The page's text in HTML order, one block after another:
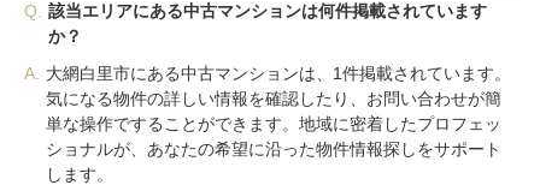
Q.
該当エリアにある中古マンションは何件掲載されています
か？
A.
大網白里市にある中古マンションは、1件掲載されています。
気になる物件の詳しい情報を確認したり、お問い合わせが簡
単な操作ですることができます。地域に密着したプロフェッ
ショナルが、あなたの希望に沿った物件情報探しをサポート
します。